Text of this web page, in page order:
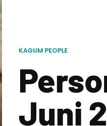
KAGUM PEOPLE
Juni